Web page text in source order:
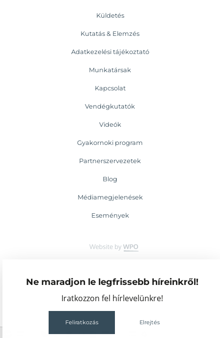
Ne maradjon le legfrissebb híreinkről!
Iratkozzon fel hírlevelünkre!
Feliratkozás Elrejtés
Küldetés
Kutatás & Elemzés
Adatkezelési tájékoztató
Munkatársak
Kapcsolat
Vendégkutatók
Videók
Gyakornoki program
Partnerszervezetek
Blog
Médiamegjelenések
Események
68